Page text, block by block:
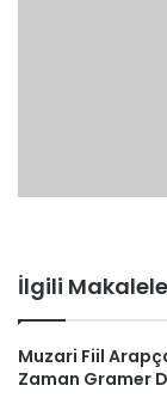
İlgili
Muzari Fiil
Zaman Gramer